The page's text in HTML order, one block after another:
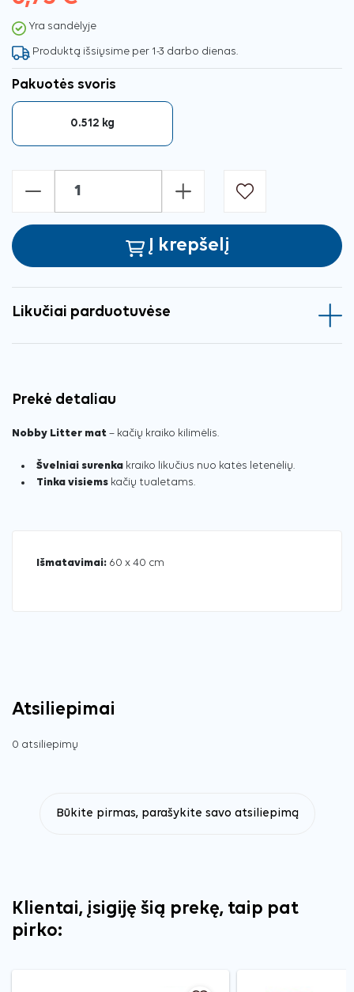
Yra sandėlyje
Produktą išsiųsime per 1-3 darbo dienas.
Pakuotės svoris
0.512 kg
- +
Į krepšelį
Likučiai parduotuvėse
Prekė detaliau
Nobby Litter mat – kačių kraiko kilimėlis.
Švelniai surenka kraiko likučius nuo katės letenėlių.
Tinka visiems kačių tualetams.
Išmatavimai: 60 x 40 cm
Atsiliepimai
0 atsiliepimų
Būkite pirmas, parašykite savo atsiliepimą
Klientai, įsigiję šią prekę, taip pat
pirko: